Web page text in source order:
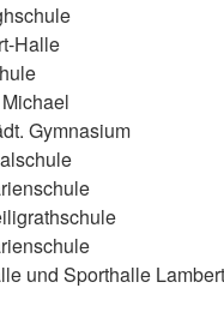
Halle
Gymnasium
und Sporthalle